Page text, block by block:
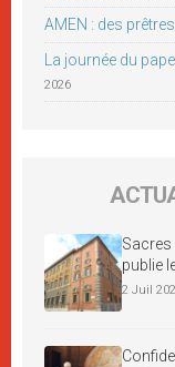
AMEN : des
La journée du
2026
Sacres
publie
2 Juil